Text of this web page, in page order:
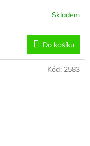
Skladem
Do košíku
Kód: 2583